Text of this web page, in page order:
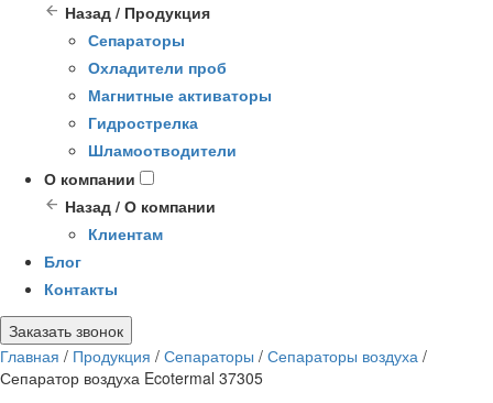
Назад / Продукция
Сепараторы
Охладители проб
Магнитные активаторы
Гидрострелка
Шламоотводители
О компании
Назад / О компании
Клиентам
Блог
Контакты
Заказать звонок
Главная / Продукция / Сепараторы / Сепараторы воздуха /
Сепаратор воздуха Ecotermal 37305